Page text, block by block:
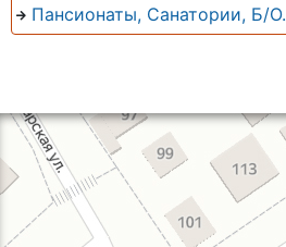
Пансионаты, Санатории, Б/О.